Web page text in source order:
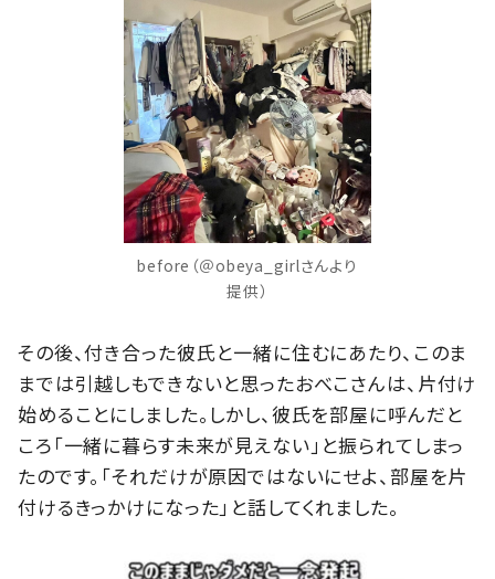
before（＠obeya_girlさんより
提供）
その後、付き合った彼氏と一緒に住むにあたり、このま
までは引越しもできないと思ったおべこさんは、片付け
始めることにしました。しかし、彼氏を部屋に呼んだと
ころ「一緒に暮らす未来が見えない」と振られてしまっ
たのです。「それだけが原因ではないにせよ、部屋を片
付けるきっかけになった」と話してくれました。